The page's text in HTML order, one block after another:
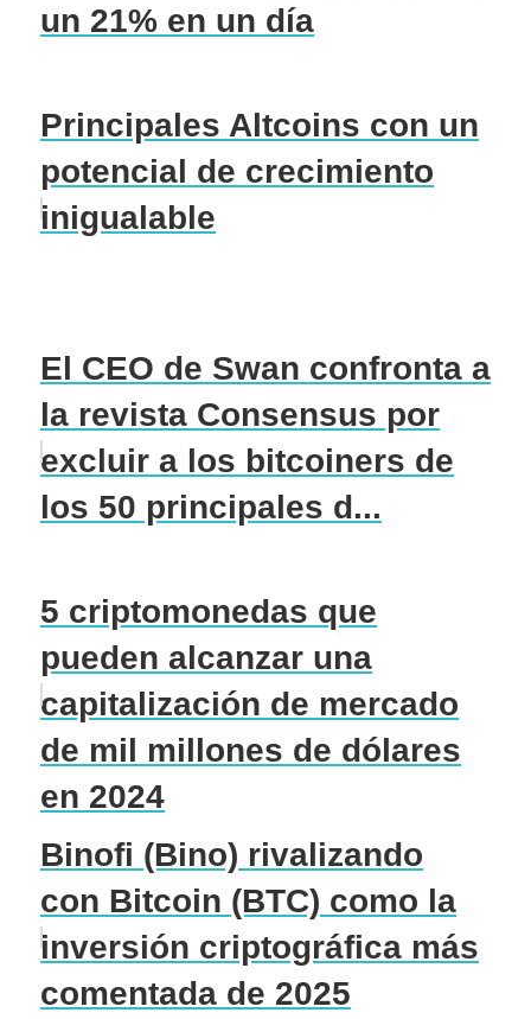
un 21% en un día
Principales Altcoins con un
potencial de crecimiento
inigualable
El CEO de Swan confronta a
la revista Consensus por
excluir a los bitcoiners de
los 50 principales d...
5 criptomonedas que
pueden alcanzar una
capitalización de mercado
de mil millones de dólares
en 2024
Binofi (Bino) rivalizando
con Bitcoin (BTC) como la
inversión criptográfica más
comentada de 2025